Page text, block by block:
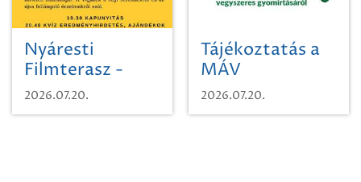
Nyáresti
Filmterasz -
Beugró a
Paradicsomba
2026.07.20.
Tájékoztatás a
MÁV
Pályaműködtetési
Zrt. Területi
2026.07.20.